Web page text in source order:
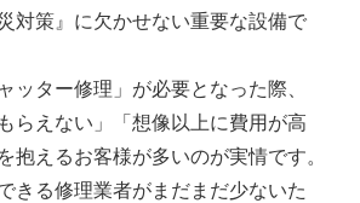
対策』に欠かせない重要な設備で
ッター修理」が必要となった際、
らえない」「想像以上に費用が高
抱えるお客様が多いのが実情です。
きる修理業者がまだまだ少ないた